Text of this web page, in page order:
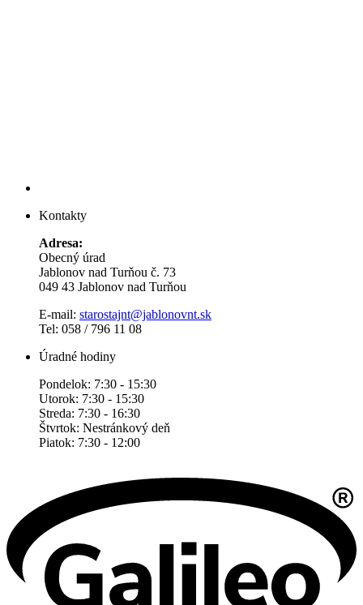
Kontakty
Adresa:
Obecný úrad
Jablonov nad Turňou č. 73
049 43 Jablonov nad Turňou
E-mail: starostajnt@jablonovnt.sk
Tel: 058 / 796 11 08
Úradné hodiny
Pondelok: 7:30 - 15:30
Utorok: 7:30 - 15:30
Streda: 7:30 - 16:30
Štvrtok: Nestránkový deň
Piatok: 7:30 - 12:00